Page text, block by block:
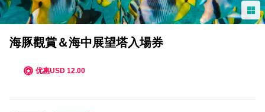
島嶼服裝＆椰子文化體驗
皮提灣海洋保護區浮潛
魚眼公園島嶼文化晚宴秀
海豚觀賞＆海中展望塔入場券
优惠USD 12.00